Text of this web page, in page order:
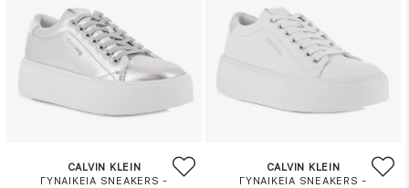
CALVIN KLEIN
ΓΥΝΑΙΚΕΙΑ SNEAKERS -
CALVIN KLEIN
ΓΥΝΑΙΚΕΙΑ SNEAKERS -